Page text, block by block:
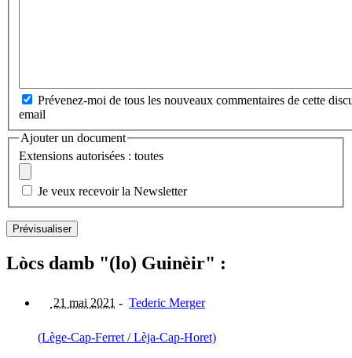
Prévenez-moi de tous les nouveaux commentaires de cette
email
Ajouter un document
Extensions autorisées : toutes
Je veux recevoir la Newsletter
Lòcs damb "(lo) Guinèir" :
21 mai 2021 - Tederic Merger
(Lège-Cap-Ferret / Lèja-Cap-Horet)